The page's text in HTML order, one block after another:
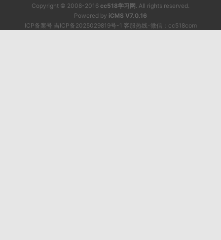
Copyright © 2008-2016 cc518学习网 . All rights reserved.
Powered by iCMS V7.0.16
ICP备案号 吉ICP备2025029819号-1 客服热线-微信：cc518com